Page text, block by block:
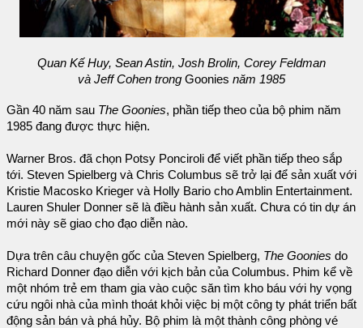
Quan Kế Huy, Sean Astin, Josh Brolin, Corey Feldman
và Jeff Cohen trong Goonies năm 1985
Gần 40 năm sau The Goonies, phần tiếp theo của bộ phim năm
1985 đang được thực hiện.
Warner Bros. đã chọn Potsy Ponciroli để viết phần tiếp theo sắp
tới. Steven Spielberg và Chris Columbus sẽ trở lại để sản xuất với
Kristie Macosko Krieger và Holly Bario cho Amblin Entertainment.
Lauren Shuler Donner sẽ là điều hành sản xuất. Chưa có tin dự án
mới này sẽ giao cho đạo diễn nào.
Dựa trên câu chuyện gốc của Steven Spielberg, The Goonies do
Richard Donner đạo diễn với kịch bản của Columbus. Phim kể về
một nhóm trẻ em tham gia vào cuộc săn tìm kho báu với hy vọng
cứu ngôi nhà của mình thoát khỏi việc bị một công ty phát triển bất
động sản bán và phá hủy. Bộ phim là một thành công phòng vé